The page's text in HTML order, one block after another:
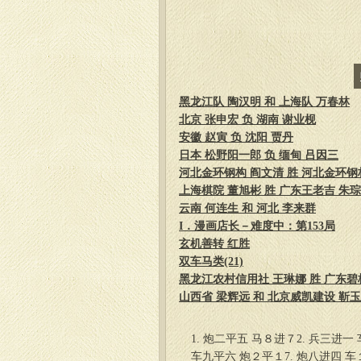
黑龙江队 陶汉明 和 上海队 万春林
北京 张申宏 负 湖南 谢业枧
安徽 赵寅 负 沈阳 贾丹
日本 松野阳一郎 负 缅甸 吕因三
河北金环钢构 阎文清 胜 河北金环钢
上海棋院 董旭彬 胜 广东王老吉 朱
云南 何连生 和 河北 李来群
I．漫画店长－难度中：第153局
玄机善转 红胜
双车马类(21)
黑龙江农村信用社 王琳娜 胜 广东碧
山西省 梁辉远 和 北京威凯建设 靳
1. 炮二平五 马８进７2. 兵三进一
车九平六 炮２平１7. 炮八进四